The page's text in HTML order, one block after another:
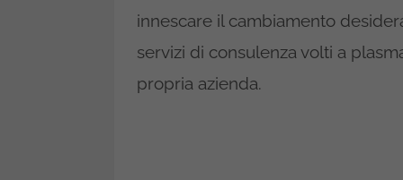
innescare il cambiamento
servizi di consulenza volti a
propria azienda.